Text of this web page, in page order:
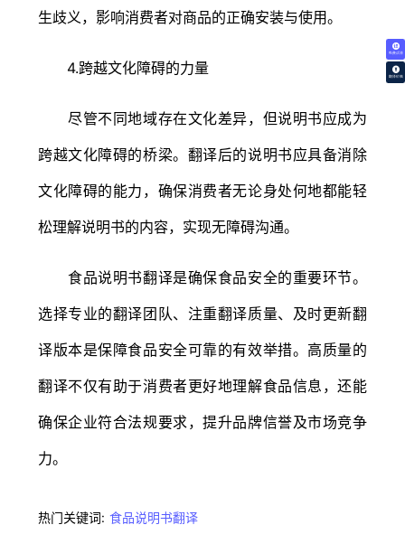
免费试译
翻译价格
生歧义，影响消费者对商品的正确安装与使用。
4.跨越文化障碍的力量
尽管不同地域存在文化差异，但说明书应成为
跨越文化障碍的桥梁。翻译后的说明书应具备消除
文化障碍的能力，确保消费者无论身处何地都能轻
松理解说明书的内容，实现无障碍沟通。
食品说明书翻译是确保食品安全的重要环节。
选择专业的翻译团队、注重翻译质量、及时更新翻
译版本是保障食品安全可靠的有效举措。高质量的
翻译不仅有助于消费者更好地理解食品信息，还能
确保企业符合法规要求，提升品牌信誉及市场竞争
力。
热门关键词: 食品说明书翻译